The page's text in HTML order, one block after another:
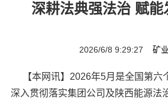
深耕法典强法治 赋能
2026/6/8 9:29:27 矿
【本网讯】2026年5月是全国第六
深入贯彻落实集团公司及陕西能源法